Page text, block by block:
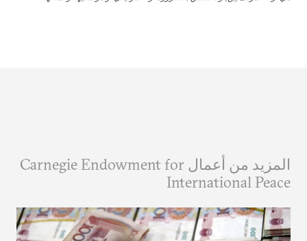
المزيد من أعمال Carnegie Endowment for
International Peace